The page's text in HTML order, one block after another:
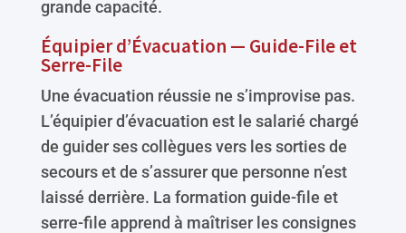
grande capacité.
Équipier d’Évacuation — Guide-File et
Serre-File
Une évacuation réussie ne s’improvise pas.
L’équipier d’évacuation est le salarié chargé
de guider ses collègues vers les sorties de
secours et de s’assurer que personne n’est
laissé derrière. La formation guide-file et
serre-file apprend à maîtriser les consignes